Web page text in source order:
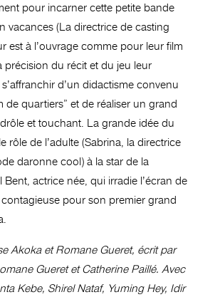
pour incarner cette petite bande
vacances (La directrice de casting
est à l’ouvrage comme pour leur film
précision du récit et du jeu leur
d’un didactisme convenu
de quartiers” et de réaliser un grand
et touchant. La grande idée du
rôle de l’adulte (Sabrina, la directrice
daronne cool) à la star de la
actrice née, qui irradie l’écran de
pour son premier grand
Akoka et Romane Gueret, écrit par
Gueret et Catherine Paillé. Avec
Kebe, Shirel Nataf, Yuming Hey, Idir